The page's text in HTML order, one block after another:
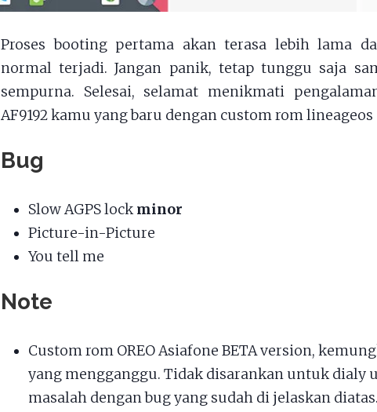
Proses booting pertama akan terasa lebih lama
normal terjadi. Jangan panik, tetap tunggu saja
sempurna. Selesai, selamat menikmati
AF9192 kamu yang baru dengan custom rom lineageos
Bug
Slow AGPS lockminor
Picture-in-Picture
You tell me
Note
Custom rom OREO Asiafone BETA version,
yang mengganggu. Tidak disarankan untuk dialy
masalah dengan bug yang sudah di jelaskan